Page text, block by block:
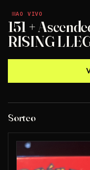
AO VIVO
AO VIVO
151 +
RISING
Sorteo